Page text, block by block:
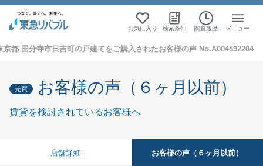
お気に入り 検索条件 閲覧履歴 メニュー
京都 国分寺市日吉町の戸建てをご購入されたお客様の声 No.A004592204
売買 お客様の声（６ヶ月以前）
賃貸を検討されているお客様へ
店舗詳細 お客様の声（６ヶ月以前）